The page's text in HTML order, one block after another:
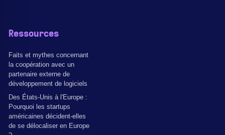
Ressources
Faits et mythes concernant
la coopération avec un
partenaire externe de
développement de logiciels
Des États-Unis à l'Europe :
Pourquoi les startups
américaines décident-elles
de se délocaliser en Europe